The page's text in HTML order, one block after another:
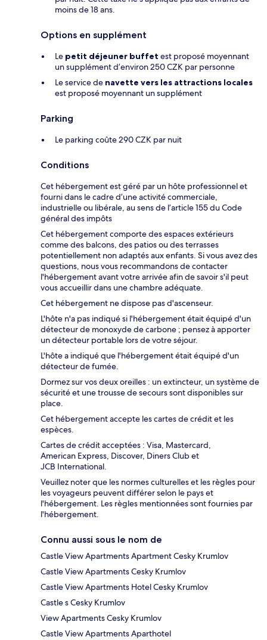
moins de 18 ans.
Options en supplément
Le petit déjeuner buffet est proposé moyennant
un supplément d’environ 250 CZK par personne
Le service de navette vers les attractions locales
est proposé moyennant un supplément
Parking
Le parking coûte 290 CZK par nuit
Conditions
Cet hébergement est géré par un hôte professionnel et
fourni dans le cadre d’une activité commerciale,
industrielle ou libérale, au sens de l’article 155 du Code
général des impôts
Cet hébergement comporte des espaces extérieurs
comme des balcons, des patios ou des terrasses
potentiellement non adaptés aux enfants. Si vous avez des
questions, nous vous recommandons de contacter
l'hébergement avant votre arrivée afin de savoir s'il peut
vous accueillir dans une chambre adéquate.
Cet hébergement ne dispose pas d'ascenseur.
L'hôte n'a pas indiqué si l'hébergement était équipé d'un
détecteur de monoxyde de carbone ; pensez à apporter
un détecteur portable lors de votre séjour.
L'hôte a indiqué que l'hébergement était équipé d'un
détecteur de fumée.
Dormez sur vos deux oreilles : un extincteur, un système de
sécurité et une trousse de secours sont disponibles sur
place.
Cet hébergement accepte les cartes de crédit et les
espèces.
Cartes de crédit acceptées : Visa, Mastercard,
American Express, Discover, Diners Club et
JCB International.
Veuillez noter que les normes culturelles et les règles pour
les voyageurs peuvent différer selon le pays et
l'hébergement. Les règles mentionnées sont fournies par
l'hébergement.
Connu aussi sous le nom de
Castle View Apartments Apartment Cesky Krumlov
Castle View Apartments Cesky Krumlov
Castle View Apartments Hotel Cesky Krumlov
Castle s Cesky Krumlov
View Apartments Cesky Krumlov
Castle View Apartments Aparthotel